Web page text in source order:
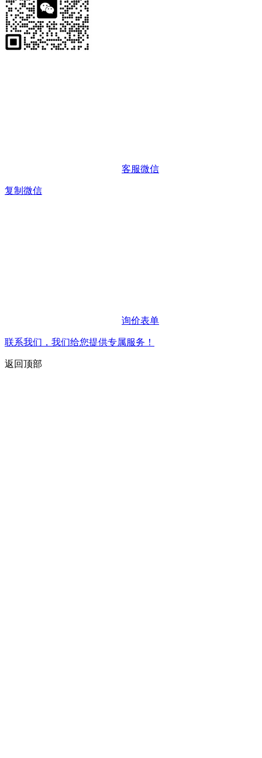
客服微信
复制微信
询价表单
联系我们，我们给您提供专属服务！
返回顶部